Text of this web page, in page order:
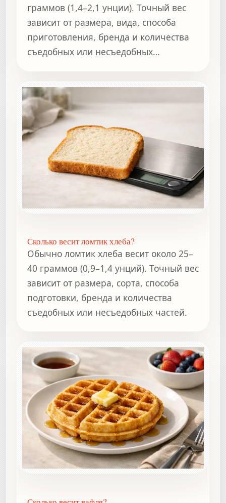
граммов (1,4–2,1 унции). Точный вес
зависит от размера, вида, способа
приготовления, бренда и количества
съедобных или несъедобных
Сколько весит ломтик хлеба?
Обычно ломтик хлеба весит около 25–
40 граммов (0,9–1,4 унций). Точный вес
зависит от размера, сорта, способа
подготовки, бренда и количества
съедобных или несъедобных частей.